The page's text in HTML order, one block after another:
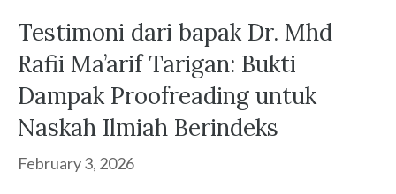
Testimoni dari bapak Dr. Mhd
Rafii Ma’arif Tarigan: Bukti
Dampak Proofreading untuk
Naskah Ilmiah Berindeks
February 3, 2026